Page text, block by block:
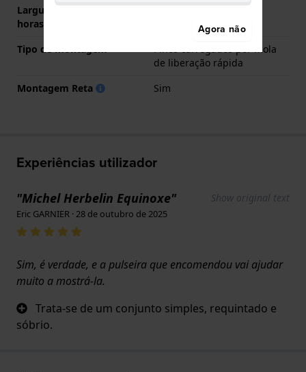
Largura de banda lado 6
horas (mm)
120 mm
Tipo de montagem
Pinos carregados por mola
de liberação rápida
Montagem Reta
Sim
Experiências utilizador
"Michel Herbelin Equinoxe" Show original text
Eric GARNIER · 28 de outubro de 2025
Sim, é verdade, e a pulseira que encomendou vai ajudar
muito a mostrá-la.
Trata-se de um conjunto simples, requintado e
sóbrio.
Agora não